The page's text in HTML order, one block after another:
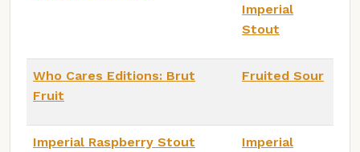
Imperial
Stout
Who Cares Editions: Brut
Fruit
Fruited Sour
Imperial Raspberry Stout
Imperial